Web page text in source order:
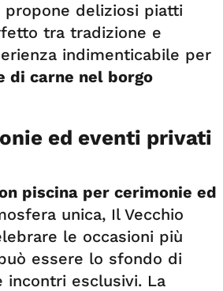
deliziosi piatti
tra tradizione e
indimenticabile per
di carne nel borgo
ed eventi privati
piscina per cerimonie ed
unica, Il Vecchio
le occasioni più
essere lo sfondo di
incontri esclusivi. La